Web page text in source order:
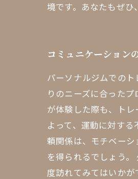
境です。あなたもぜひ
コミュニケーション
パーソナルジムでの
りのニーズに合った
が体験した際も、ト
よって、運動に対す
頼関係は、モチベー
を得られるでしょう
度訪れてみてはいかが